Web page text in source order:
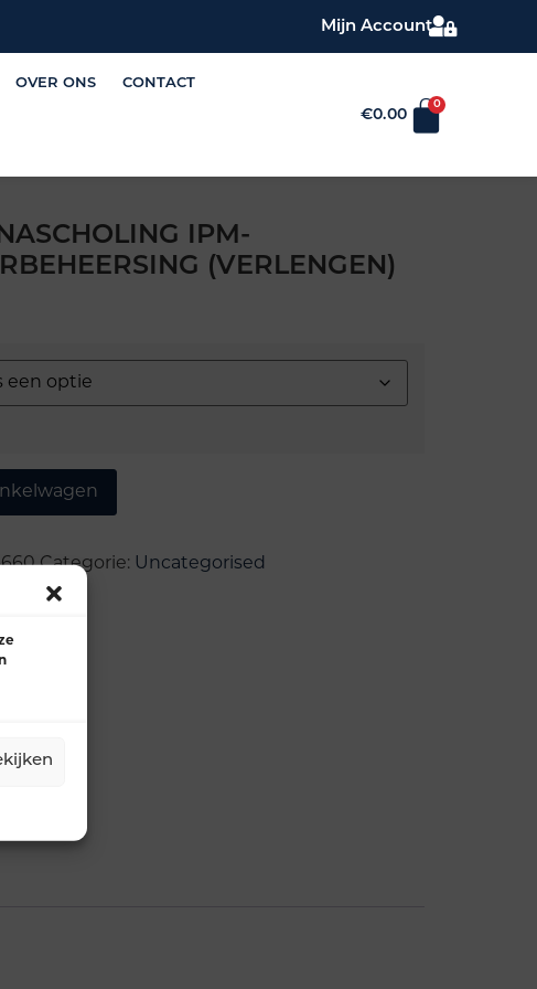
Mijn Account
OVER ONS CONTACT
€0.00
0
IPM-
(VERLENGEN)
Categorie: Uncategorised